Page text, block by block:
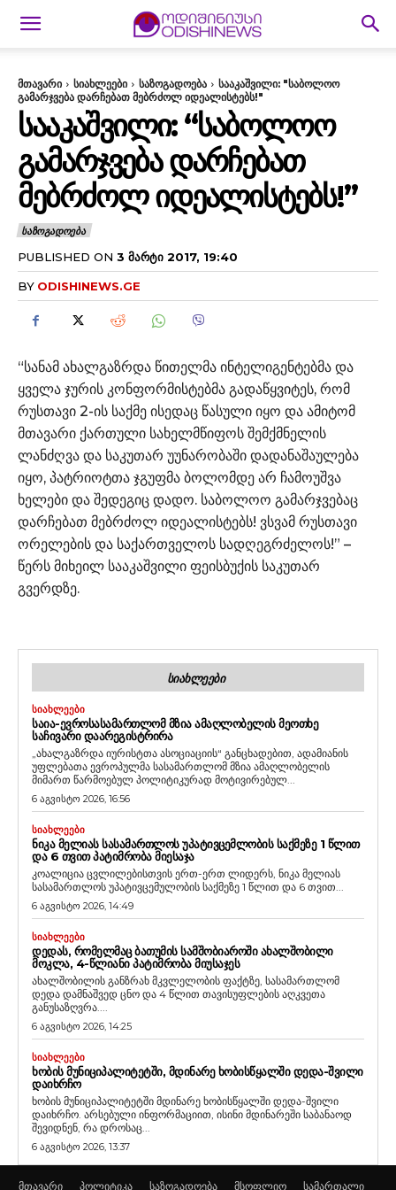
მთავარი სიახლეები საზოგადოება
სააკაშვილი: "საბოლოო
გამარჯვება დარჩებათ მებრძოლ იდეალისტებს!"
ᲡᲐᲐᲙᲐᲨᲕᲘᲚᲘ: “ᲡᲐᲑᲝᲚᲝᲝ
ᲒᲐᲛᲐᲠᲯᲕᲔᲑᲐ ᲓᲐᲠᲩᲔᲑᲐᲗ
ᲛᲔᲑᲠᲫᲝᲚ ᲘᲓᲔᲐᲚᲘᲡᲢᲔᲑᲡ!”
ᲡᲐᲖᲝᲒᲐᲓᲝᲔᲑᲐ
PUBLISHED ON 3 ᲛᲐᲠᲢᲘ 2017, 19:40
BY ODISHINEWS.GE
“სანამ ახალგაზრდა წითელმა ინტელიგენტებმა და
ყველა ჯურის კონფორმისტებმა გადაწყვიტეს, რომ
რუსთავი 2-ის საქმე ისედაც წასული იყო და ამიტომ
მთავარი ქართული სახელმწიფოს შემქმნელის
ლანძღვა და საკუთარ უუნარობაში დადანაშაულება
იყო, პატრიოტთა ჯგუფმა ბოლომდე არ ჩამოუშვა
ხელები და შედეგიც დადო. საბოლოო გამარჯვებაც
დარჩებათ მებრძოლ იდეალისტებს! ვსვამ რუსთავი
ორელების და საქართველოს სადღეგრძელოს!” –
წერს მიხეილ სააკაშვილი ფეისბუქის საკუთარ
გვერდზე.
ᲡᲘᲐᲮᲚᲔᲔᲑᲘ
ᲡᲘᲐᲮᲚᲔᲔᲑᲘ
ᲡᲐᲘᲐ-ᲔᲕᲠᲝᲡᲐᲡᲐᲛᲐᲠᲗᲚᲝᲛ ᲛᲖᲘᲐ ᲐᲛᲐᲦᲚᲝᲑᲔᲚᲘᲡ ᲛᲔᲝᲗᲮᲔ
ᲡᲐᲩᲘᲕᲐᲠᲘ ᲓᲐᲐᲠᲔᲒᲘᲡᲢᲠᲘᲠᲐ
„ახალგაზრდა იურისტთა ასოციაციის“ განცხადებით, ადამიანის
უფლებათა ევროპულმა სასამართლომ მზია ამაღლობელის
მიმართ წარმოებულ პოლიტიკურად მოტივირებულ...
6 აგვისტო 2026, 16:56
ᲡᲘᲐᲮᲚᲔᲔᲑᲘ
ᲜᲘᲙᲐ ᲛᲔᲚᲘᲐᲡ ᲡᲐᲡᲐᲛᲐᲠᲗᲚᲝᲡ ᲣᲞᲐᲢᲘᲕᲪᲔᲛᲚᲝᲑᲘᲡ ᲡᲐᲥᲛᲔᲖᲔ 1 ᲬᲚᲘᲗ
ᲓᲐ 6 ᲗᲕᲘᲗ ᲞᲐᲢᲘᲛᲠᲝᲑᲐ ᲛᲘᲔᲡᲐᲯᲐ
კოალიცია ცვლილებისთვის ერთ-ერთ ლიდერს, ნიკა მელიას
სასამართლოს უპატივცემულობის საქმეზე 1 წლით და 6 თვით...
6 აგვისტო 2026, 14:49
ᲡᲘᲐᲮᲚᲔᲔᲑᲘ
ᲓᲔᲓᲐᲡ, ᲠᲝᲛᲔᲚᲛᲐᲪ ᲑᲐᲗᲣᲛᲘᲡ ᲡᲐᲛᲨᲝᲑᲘᲐᲠᲝᲨᲘ ᲐᲮᲐᲚᲨᲝᲑᲘᲚᲘ
ᲛᲝᲙᲚᲐ, 4-ᲬᲚᲘᲐᲜᲘ ᲞᲐᲢᲘᲛᲠᲝᲑᲐ ᲛᲘᲣᲡᲐᲯᲔᲡ
ახალშობილის განზრახ მკვლელობის ფაქტზე, სასამართლომ
დედა დამნაშვედ ცნო და 4 წლით თავისუფლების აღკვეთა
განუსაზღვრა....
6 აგვისტო 2026, 14:25
ᲡᲘᲐᲮᲚᲔᲔᲑᲘ
ᲮᲝᲑᲘᲡ ᲛᲣᲜᲘᲪᲘᲞᲐᲚᲘᲢᲔᲢᲨᲘ, ᲛᲓᲘᲜᲐᲠᲔ ᲮᲝᲑᲘᲡᲬᲧᲐᲚᲨᲘ ᲓᲔᲓᲐ-ᲨᲕᲘᲚᲘ
ᲓᲐᲘᲮᲠᲩᲝ
ხობის მუნიციპალიტეტში მდინარე ხობისწყალში დედა-შვილი
დაიხრჩო. არსებული ინფორმაციით, ისინი მდინარეში საბანაოდ
შევიდნენ, რა დროსაც...
6 აგვისტო 2026, 13:37
მთავარი პოლიტიკა საზოგადოება მსოფლიო სამართალი